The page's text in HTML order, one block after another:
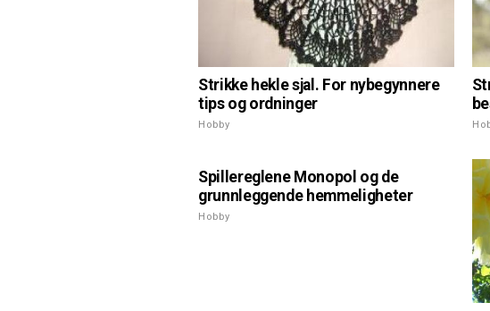
Strikke hekle sjal. For nybegynnere
tips og ordninger
Hobby
Spillereglene Monopol og de
grunnleggende hemmeligheter
Hobby